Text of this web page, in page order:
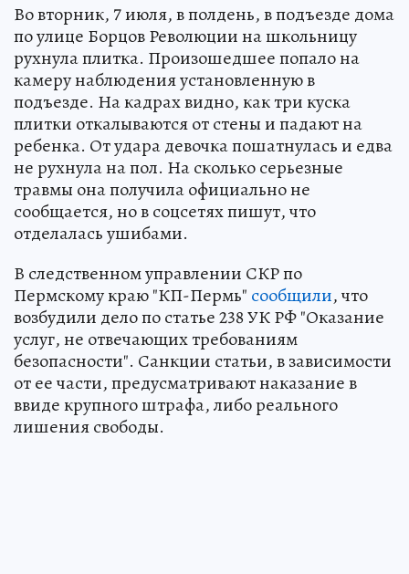
Во вторник, 7 июля, в полдень, в подъезде дома
по улице Борцов Революции на школьницу
рухнула плитка. Произошедшее попало на
камеру наблюдения установленную в
подъезде. На кадрах видно, как три куска
плитки откалываются от стены и падают на
ребенка. От удара девочка пошатнулась и едва
не рухнула на пол. На сколько серьезные
травмы она получила официально не
сообщается, но в соцсетях пишут, что
отделалась ушибами.
В следственном управлении СКР по
Пермскому краю "КП-Пермь" сообщили, что
возбудили дело по статье 238 УК РФ "Оказание
услуг, не отвечающих требованиям
безопасности". Санкции статьи, в зависимости
от ее части, предусматривают наказание в
ввиде крупного штрафа, либо реального
лишения свободы.